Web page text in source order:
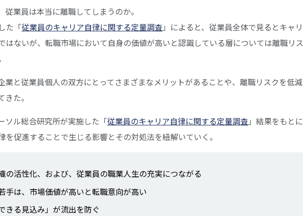
業員は本当に離職してしまうのか。
た「従業員のキャリア自律に関する定量調査」によると、従業員全体で見るとキャ
はないが、転職市場において自身の価値が高いと認識している層については離職リ
業と従業員個人の双方にとってさまざまなメリットがあることや、離職リスクを低
た。
ソル総合研究所が実施した「従業員のキャリア自律に関する定量調査」結果をもとに
促進することで生じる影響とその対処法を紐解いていく。
の活性化、および、従業員の職業人生の充実につながる
手は、市場価値が高いと転職意向が高い
きる見込み」が流出を防ぐ